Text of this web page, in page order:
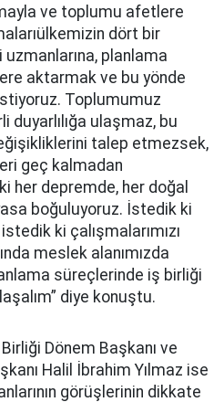
ve toplumu afetlere
dört bir
uzmanlarına, planlama
aktarmak ve bu yönde
Toplumumuz
ulaşmaz, bu
talep etmezsek,
geç kalmadan
her depremde, her doğal
boğuluyoruz. İstedik ki
istedik ki çalışmalarımızı
meslek alanımızda
süreçlerinde iş birliği
diye konuştu.
Dönem Başkanı ve
Halil İbrahim Yılmaz ise
görüşlerinin dikkate